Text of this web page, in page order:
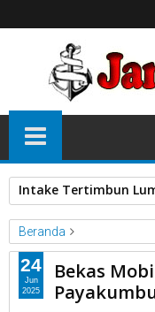
Intake Tertimbun
Beranda
Unlabelled
Bekas Mobil Dinas
KPKNL
Bekas
24
Jun
2025